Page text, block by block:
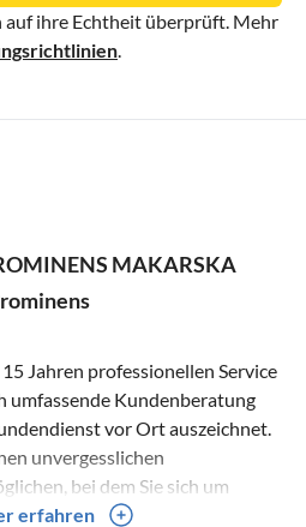
auf ihre Echtheit überprüft. Mehr
MAKARSKA
Jahren professionellen Service
umfassende Kundenberatung
vor Ort auszeichnet.
unvergesslichen
bei dem Sie sich um
Prominens gibt es keine
erfahren